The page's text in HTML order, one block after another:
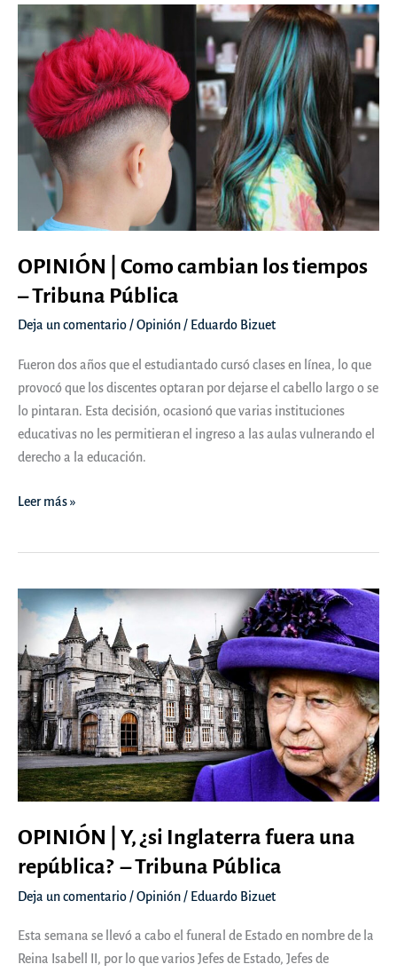
Dalai
Lama
fuera
mexicano
Tribuna
Pública
OPINIÓN | Como cambian los tiempos
– Tribuna Pública
Deja un comentario/Opinión/ Eduardo Bizuet
Fueron dos años que el estudiantado cursó clases en línea, lo que
provocó que los discentes optaran por dejarse el cabello largo o se
lo pintaran. Esta decisión, ocasionó que varias instituciones
educativas no les permitieran el ingreso a las aulas vulnerando el
derecho a la educación.
OPINIÓN
los
tiempos
Tribuna
Pública
Leer más »
OPINIÓN | Y, ¿si Inglaterra fuera una
república? – Tribuna Pública
Deja un comentario/Opinión/ Eduardo Bizuet
Esta semana se llevó a cabo el funeral de Estado en nombre de la
Reina Isabell II, por lo que varios Jefes de Estado, Jefes de